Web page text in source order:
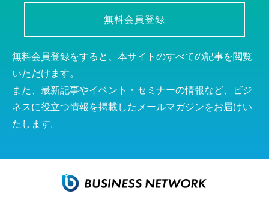
無料会員登録
無料会員登録をすると、本サイトのすべての記事を閲覧
いただけます。
また、最新記事やイベント・セミナーの情報など、ビジ
ネスに役立つ情報を掲載したメールマガジンをお届けい
たします。